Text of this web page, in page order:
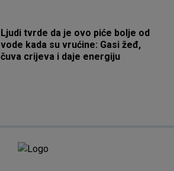
Ljudi tvrde da je ovo piće bolje od
vode kada su vrućine: Gasi žeđ,
čuva crijeva i daje energiju